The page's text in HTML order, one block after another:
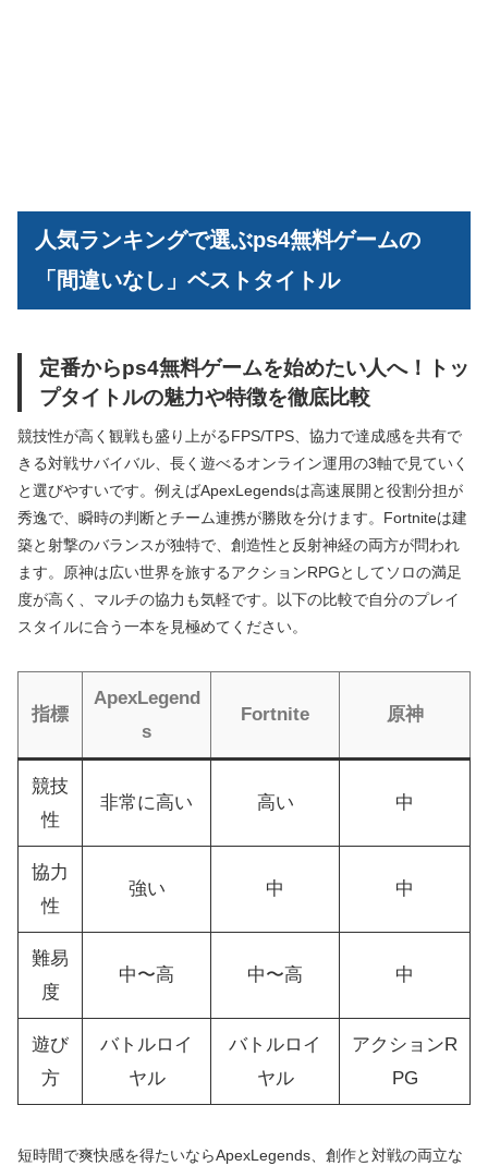
人気ランキングで選ぶps4無料ゲームの
「間違いなし」ベストタイトル
定番からps4無料ゲームを始めたい人へ！トッ
プタイトルの魅力や特徴を徹底比較
競技性が高く観戦も盛り上がるFPS/TPS、協力で達成感を共有で
きる対戦サバイバル、長く遊べるオンライン運用の3軸で見ていく
と選びやすいです。例えばApexLegendsは高速展開と役割分担が
秀逸で、瞬時の判断とチーム連携が勝敗を分けます。Fortniteは建
築と射撃のバランスが独特で、創造性と反射神経の両方が問われ
ます。原神は広い世界を旅するアクションRPGとしてソロの満足
度が高く、マルチの協力も気軽です。以下の比較で自分のプレイ
スタイルに合う一本を見極めてください。
指標
ApexLegend
s
Fortnite 原神
競技
性
非常に高い 高い 中
協力
性
強い 中 中
難易
度
中〜高 中〜高 中
遊び
方
バトルロイ
ヤル
バトルロイ
ヤル
アクションR
PG
短時間で爽快感を得たいならApexLegends、創作と対戦の両立な